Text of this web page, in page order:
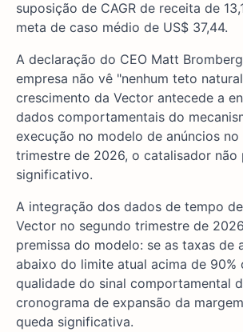
suposição de CAGR de receita de
meta de caso médio de US$ 37,44.
A declaração do CEO Matt
empresa não vê "nenhum teto
crescimento da Vector antecede a
dados comportamentais do
execução no modelo de anúncios no
trimestre de 2026, o catalisador não
significativo.
A integração dos dados de tempo
Vector no segundo trimestre de
premissa do modelo: se as taxas de
abaixo do limite atual acima de 90%
qualidade do sinal comportamental
cronograma de expansão da
queda significativa.